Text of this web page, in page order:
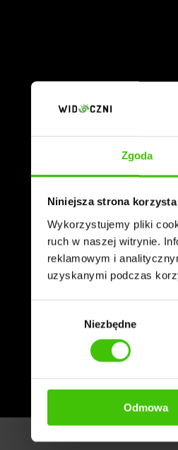
Zgoda
Niniejsza strona
Wykorzystujemy pliki
ruch w naszej witrynie.
reklamowym i
uzyskanymi podczas
Niezbędne
Odmowa